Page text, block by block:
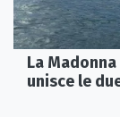
La
unisce le